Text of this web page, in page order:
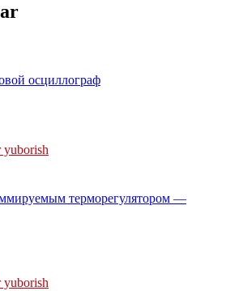
осциллограф
yuborish
терморегулятором —
yuborish